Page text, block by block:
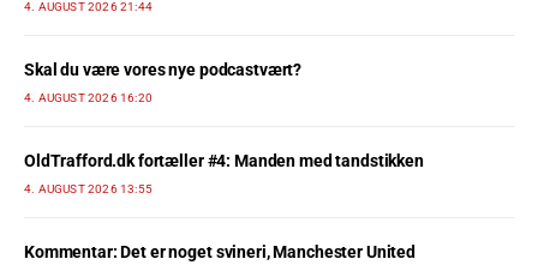
4. AUGUST 2026 21:44
Skal du være vores nye podcastvært?
4. AUGUST 2026 16:20
OldTrafford.dk fortæller #4: Manden med tandstikken
4. AUGUST 2026 13:55
Kommentar: Det er noget svineri, Manchester United